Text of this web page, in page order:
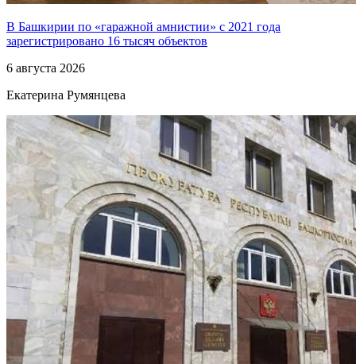
В Башкирии по «гаражной амнистии» с 2021 года
зарегистрировано 16 тысяч объектов
6 августа 2026
Екатерина Румянцева